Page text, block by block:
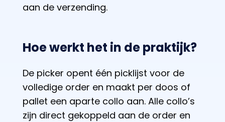
aan de verzending.
Hoe werkt het in de praktijk?
De picker opent één picklijst voor de
volledige order en maakt per doos of
pallet een aparte collo aan. Alle collo’s
zijn direct gekoppeld aan de order en